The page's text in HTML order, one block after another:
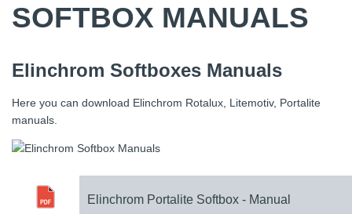
SOFTBOX MANUALS
Elinchrom Softboxes Manuals
Here you can download Elinchrom Rotalux, Litemotiv, Portalite
manuals.
Elinchrom Portalite Softbox - Manual